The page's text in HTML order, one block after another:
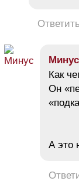
Ответить
Минус
Как
Он
А это